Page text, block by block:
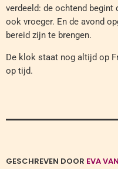
verdeeld: de ochtend begint
ook vroeger. En de avond
bereid zijn te brengen.
De klok staat nog altijd op
op tijd.
GESCHREVEN DOOR EVA